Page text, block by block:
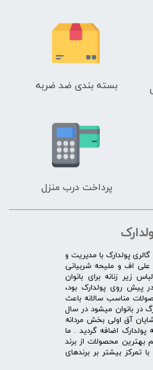
بسته بندی ضد ضربه
پرداخت درب منزل
1395 بود که گالری پولدارک با مدیریت و
علی اف و ملیحه شربیانی
زیر زنانه برای بانوان
پیش روی پولدارک بود،
مناسب سالانه باعث
در بانوان میشود در سال
آق اولی بخش مردانه
پولدارک اضافه گردید . ما
بهترین محصولات از برند
تمرکز بیشتر بر برندهای